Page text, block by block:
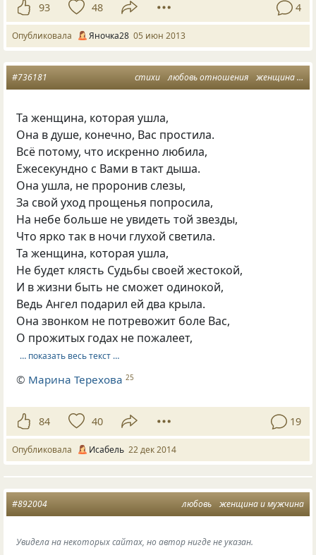
93 48 4
Опубликовала Яночка28 05 июн 2013
стихи любовь отношения женщина и мужчина
#736181
Та женщина, которая ушла,
Она в душе, конечно, Вас простила.
Всё потому, что искренно любила,
Ежесекундно с Вами в такт дыша.
Она ушла, не проронив слезы,
За свой уход прощенья попросила,
На небе больше не увидеть той звезды,
Что ярко так в ночи глухой светила.
Та женщина, которая ушла,
Не будет клясть Судьбы своей жестокой,
И в жизни быть не сможет одинокой,
Ведь Ангел подарил ей два крыла.
Она звонком не потревожит боле Вас,
О прожитых годах не пожалеет,
… показать весь текст …
© Марина Терехова 25
84 40 19
Опубликовала Исабель 22 дек 2014
любовь женщина и мужчина
#892004
Увидела на некоторых сайтах, но автор нигде не указан.